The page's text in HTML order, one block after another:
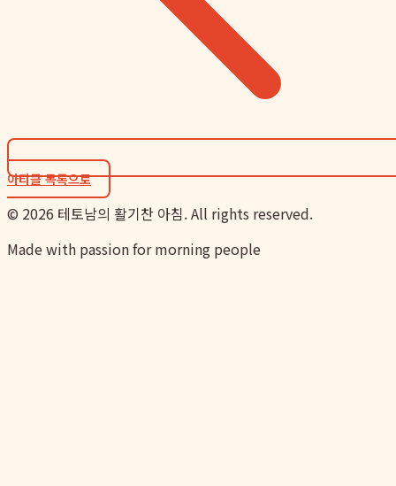
아티클 목록으로
© 2026 테토남의 활기찬 아침. All rights reserved.
Made with passion for morning people